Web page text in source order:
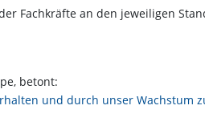
Fachkräfte an den jeweiligen
betont:
und durch unser Wachstum